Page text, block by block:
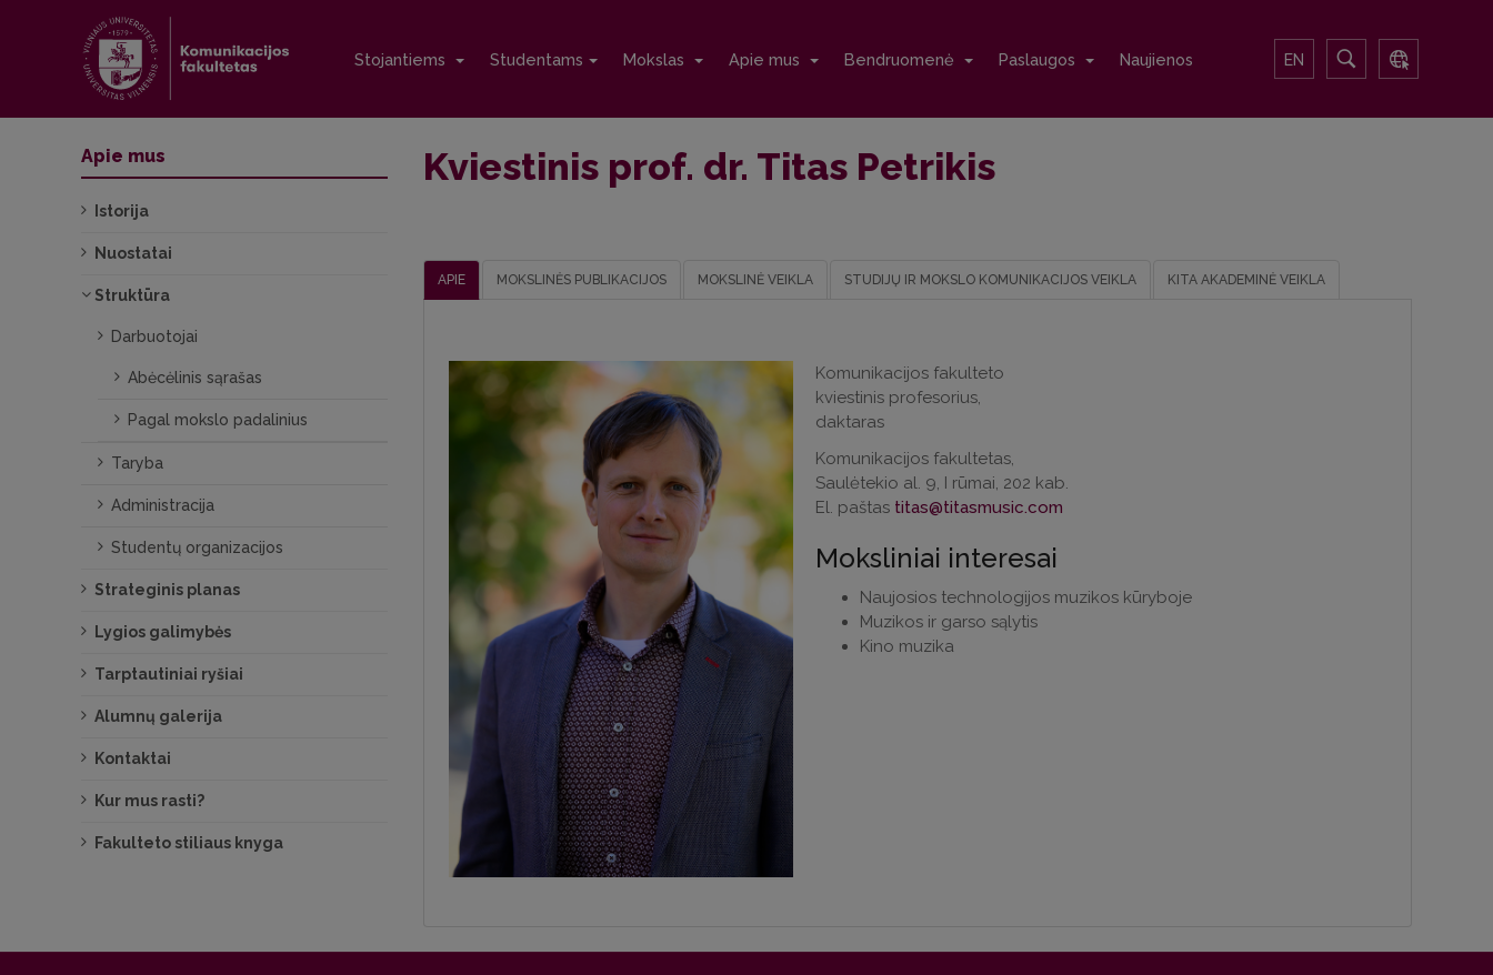
Stojantiems Studentams Mokslas Apie mus Bendruomenė Paslaugos Naujienos EN
Kviestinis prof. dr. Titas Petrikis
APIE MOKSLINĖS PUBLIKACIJOS MOKSLINĖ VEIKLA STUDIJŲ IR MOKSLO KOMUNIKACIJOS VEIKLA KITA AKADEMINĖ VEIKLA
Komunikacijos fakulteto
kviestinis profesorius,
daktaras
Komunikacijos fakultetas,
Saulėtekio al. 9, I rūmai, 202 kab.
El. paštas
Moksliniai interesai
Naujosios technologijos muzikos kūryboje
Muzikos ir garso sąlytis
Kino muzika
Apie mus
Istorija
Nuostatai
Struktūra
Darbuotojai
Abėcėlinis sąrašas
Pagal mokslo padalinius
Taryba
Administracija
Studentų organizacijos
Strateginis planas
Lygios galimybės
Tarptautiniai ryšiai
Alumnų galerija
Kontaktai
Kur mus rasti?
Fakulteto stiliaus knyga